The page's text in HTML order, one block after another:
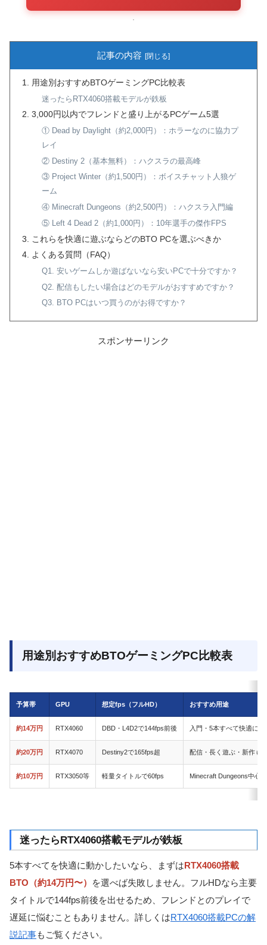
記事の内容
用途別おすすめBTOゲーミングPC比較表
迷ったらRTX4060搭載モデルが鉄板
3,000円以内でフレンドと盛り上がるPCゲーム5選
① Dead by Daylight（約2,000円）：ホラーなのに協力プ
レイ
② Destiny 2（基本無料）：ハクスラの最高峰
③ Project Winter（約1,500円）：ボイスチャット人狼ゲ
ーム
④ Minecraft Dungeons（約2,500円）：ハクスラ入門編
⑤ Left 4 Dead 2（約1,000円）：10年選手の傑作FPS
これらを快適に遊ぶならどのBTO PCを選ぶべきか
よくある質問（FAQ）
Q1. 安いゲームしか遊ばないなら安いPCで十分ですか？
Q2. 配信もしたい場合はどのモデルがおすすめですか？
Q3. BTO PCはいつ買うのがお得ですか？
スポンサーリンク
用途別おすすめBTOゲーミングPC比較表
予算帯 GPU 想定fps（フルHD） おすすめ用途
約14万円 RTX4060 DBD・L4D2で144fps前後 入門・5本すべて快適に遊
約20万円 RTX4070 Destiny2で165fps超 配信・長く遊ぶ・新作も
約10万円 RTX3050等 軽量タイトルで60fps Minecraft Dungeons中心
迷ったらRTX4060搭載モデルが鉄板
5本すべてを快適に動かしたいなら、まずはRTX4060搭載
BTO（約14万円〜）
を選べば失敗しません。フルHDなら主要
タイトルで144fps前後を出せるため、フレンドとのプレイで
遅延に悩むこともありません。詳しくはRTX4060搭載PCの解
説記事もご覧ください。